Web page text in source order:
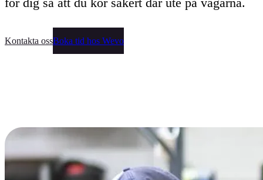
Kontakta ossBoka tid hos Wevo